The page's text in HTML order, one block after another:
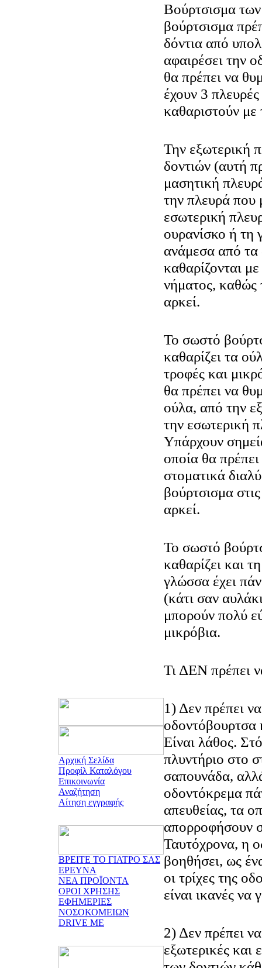
Αρχική Σελίδα
Προφίλ Καταλόγου
Επικοινωνία
Αναζήτηση
Αίτηση εγγραφής
ΒΡΕΙΤΕ ΤΟ ΓΙΑΤΡΟ ΣΑΣ
ΕΡΕΥΝΑ
ΝΕΑ ΠΡΟΪΟΝΤΑ
ΟΡΟΙ ΧΡΗΣΗΣ
ΕΦΗΜΕΡΙΕΣ
ΝΟΣΟΚΟΜΕΙΩΝ
DRIVE ME
Βούρτσισμα
βούρτσισμα
δόντια από
αφαιρέσει την
θα πρέπει να
έχουν 3
καθαριστούν
Την εξωτερική
δοντιών (αυτή
μασητική
την πλευρά που
εσωτερική
ουρανίσκο ή τη
ανάμεσα από τα
καθαρίζονται
νήματος, καθώς
αρκεί.
Το σωστό
καθαρίζει τα
τροφές και
θα πρέπει να
ούλα, από την
την εσωτερική
Υπάρχουν
οποία θα
στοματικά
βούρτσισμα
αρκεί.
Το σωστό
καθαρίζει και
γλώσσα έχει
(κάτι σαν
μπορούν πολύ
μικρόβια.
Τι ΔΕΝ πρέπει
1) Δεν πρέπει
οδοντόβουρτσα
Είναι λάθος.
πλυντήριο στο
σαπουνάδα,
οδοντόκρεμα
απευθείας, τα
απορροφήσουν
Ταυτόχρονα, η
βοηθήσει, ως
οι τρίχες της
είναι ικανές να
2) Δεν πρέπει να
εξωτερικές και